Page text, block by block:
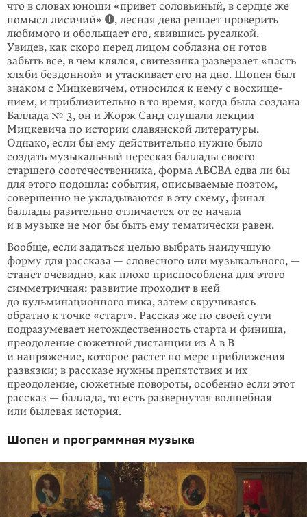
что в словах юноши «привет соловьиный, в сердце же
помысл лисичий»
, лесная дева решает проверить
любимого и обольщает его, явившись русалкой.
Увидев, как скоро перед лицом соблазна он готов
забыть все, в чем клялся, свитезянка разверзает «пасть
хляби бездонной» и утаскивает его на дно. Шопен был
знаком с Мицкевичем, относился к нему с восхище­
нием, и приблизительно в то время, когда была создана
Баллада № 3, он и Жорж Санд слушали лекции
Мицкевича по истории славянской литературы.
Однако, если бы ему действительно нужно было
создать музыкальный пере­сказ баллады своего
старшего соотечественника, форма ABCBA едва ли бы
для этого подошла: события, описываемые поэтом,
совершенно не укладываются в эту схему, финал
баллады разительно отличается от ее начала
и в музыке не мог бы быть ему тематически равен.
Вообще, если задаться целью выбрать наилучшую
форму для рассказа — сло­весного или музыкального, —
станет очевидно, как плохо приспособлена для этого
симметричная: развитие проходит в ней
до кульминационного пика, затем скручиваясь
обратно к точке «старт». Рассказ же по своей сути
подра­зумевает нетождественность старта и финиша,
преодоление сюжетной дистанции из А в B
и напряжение, которое растет по мере приближения
раз­вязки; в рассказе нужны препятствия и их
преодоление, сюжетные повороты, особенно если этот
рассказ — баллада, то есть развернутая волшебная
или былевая история.
Шопен и программная музыка